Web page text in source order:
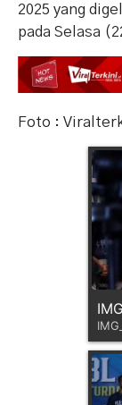
2025 yang
pada Selasa
Foto :